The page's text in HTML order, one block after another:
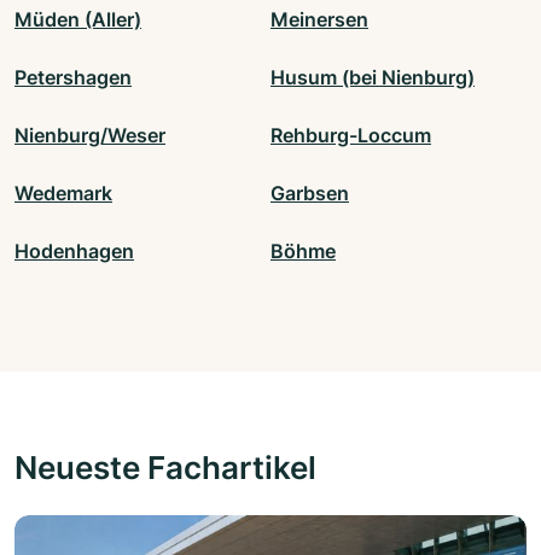
Müden (Aller) Meinersen
Petershagen Husum (bei Nienburg)
Nienburg/Weser Rehburg-Loccum
Wedemark Garbsen
Hodenhagen Böhme
Neueste Fachartikel